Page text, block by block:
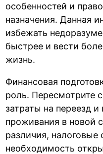
особенностей и
назначения. Данная
избежать
быстрее и вести
жизнь.
Финансовая
роль. Пересмотрите
затраты на переезд
проживания в новой
различия, налоговые
необходимость